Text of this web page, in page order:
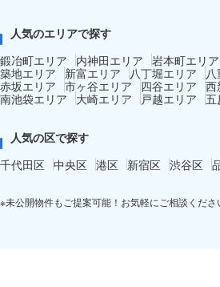
人気のエリアで探す
鍛冶町エリア
内神田エリア 岩本町エリア
築地エリア
新富エリア 八丁堀エリア
赤坂エリア 市ヶ谷エリア 四谷エリア 西
南池袋エリア
大崎エリア 戸越エリア 五
人気の区で探す
千代田区 中央区 港区 新宿区 渋谷区
※未公開物件もご提案可能！お気軽にご相談くだ